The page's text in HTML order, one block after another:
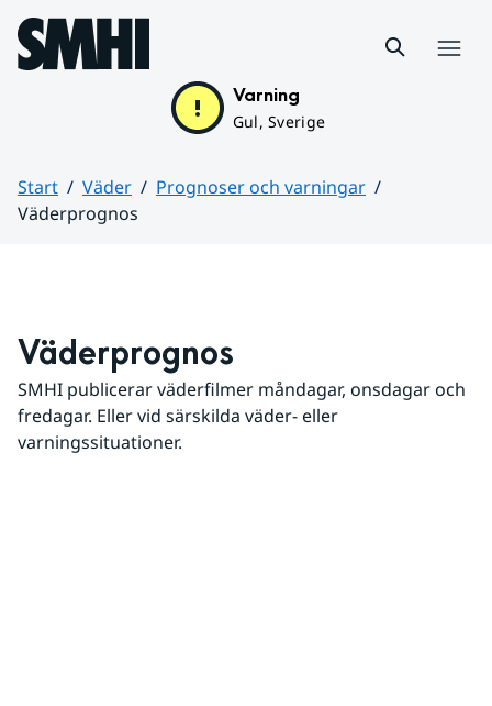
Hoppa till sidans innehåll
Varning
Gul, Sverige
Start Väder
Prognoser och varningar
Väderprognos
Väderprognos
SMHI publicerar väderfilmer måndagar, onsdagar och
fredagar. Eller vid särskilda väder- eller
varningssituationer.